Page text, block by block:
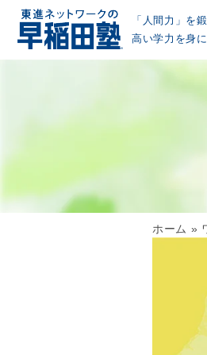
「人間力」を鍛
高い学力を身
ホーム »